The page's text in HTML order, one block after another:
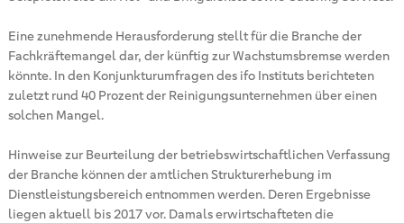
Eine zunehmende Herausforderung stellt für die Branche der
Fachkräftemangel dar, der künftig zur Wachstumsbremse werden
könnte. In den Konjunkturumfragen des ifo Instituts berichteten
zuletzt rund 40 Prozent der Reinigungsunternehmen über einen
solchen Mangel.
Hinweise zur Beurteilung der betriebswirtschaftlichen Verfassung
der Branche können der amtlichen Strukturerhebung im
Dienstleistungsbereich entnommen werden. Deren Ergebnisse
liegen aktuell bis 2017 vor. Damals erwirtschafteten die